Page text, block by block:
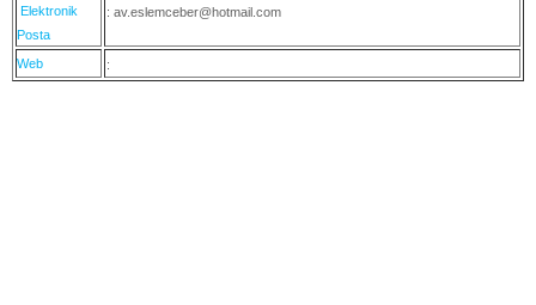
Elektronik
Posta
: av.eslemceber@hotmail.com
Web :